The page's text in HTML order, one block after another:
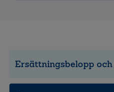
Ersättningsbelopp